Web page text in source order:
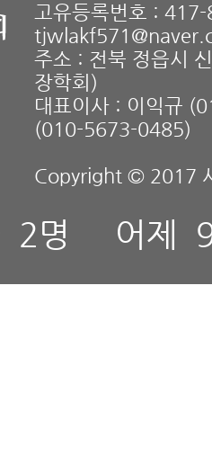
고유등록번호 :
주소 : 전북 정읍시
장학회)
대표이사 : 이익규
(010-5673-0485)
Copyright © 2017
2명 어제